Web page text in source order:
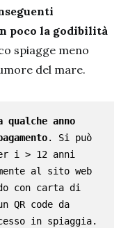
poco la godibilità
spiagge meno
del mare.
qualche anno
. Si può
i > 12 anni
con carta di
code da
in spiaggia.